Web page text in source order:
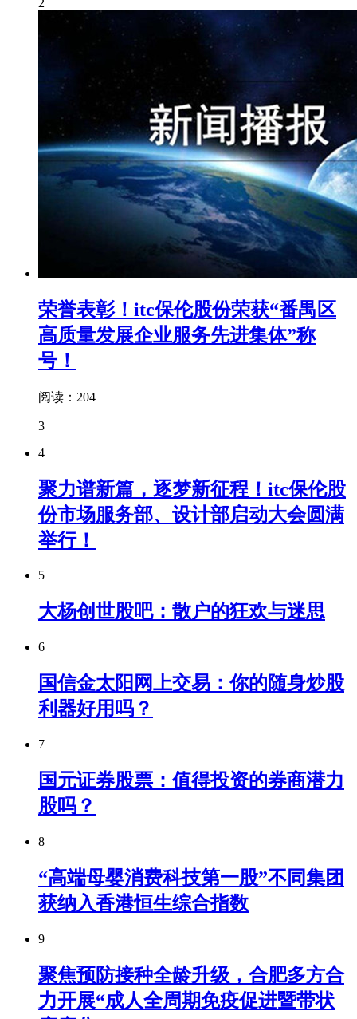
荣誉表彰！itc保伦股份荣获“番禺区
高质量发展企业服务先进集体”称
号！
阅读：204
3
4
聚力谱新篇，逐梦新征程！itc保伦股
份市场服务部、设计部启动大会圆满
举行！
5
大杨创世股吧：散户的狂欢与迷思
6
国信金太阳网上交易：你的随身炒股
利器好用吗？
7
国元证券股票：值得投资的券商潜力
股吗？
8
“高端母婴消费科技第一股”不同集团
获纳入香港恒生综合指数
9
聚焦预防接种全龄升级，合肥多方合
力开展“成人全周期免疫促进暨带状